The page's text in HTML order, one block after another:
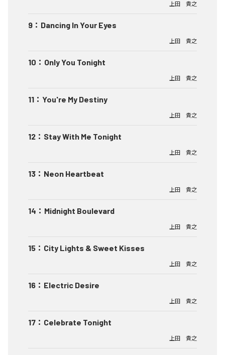
上田 貴之
9 ： Dancing In Your Eyes
上田 貴之
10 ： Only You Tonight
上田 貴之
11 ： You're My Destiny
上田 貴之
12 ： Stay With Me Tonight
上田 貴之
13 ： Neon Heartbeat
上田 貴之
14 ： Midnight Boulevard
上田 貴之
15 ： City Lights & Sweet Kisses
上田 貴之
16 ： Electric Desire
上田 貴之
17 ： Celebrate Tonight
上田 貴之